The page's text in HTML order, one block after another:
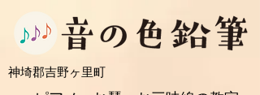
​神埼郡吉野ヶ里町